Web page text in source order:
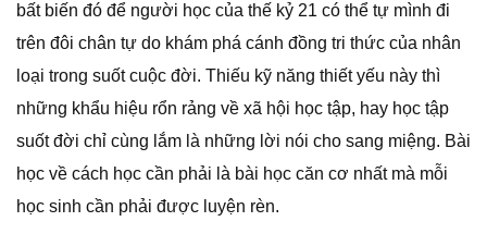
bất biến đó để người học của thế kỷ 21 có thể tự mình đi
trên đôi chân tự do khám phá cánh đồng tri thức của nhân
loại trong suốt cuộc đời. Thiếu kỹ năng thiết yếu này thì
những khẩu hiệu rổn rảng về xã hội học tập, hay học tập
suốt đời chỉ cùng lắm là những lời nói cho sang miệng. Bài
học về cách học cần phải là bài học căn cơ nhất mà mỗi
học sinh cần phải được luyện rèn.